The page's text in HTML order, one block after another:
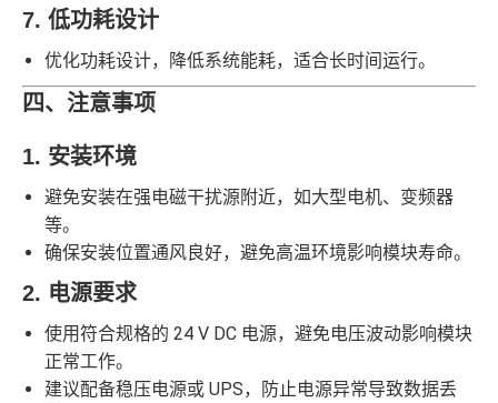
7. 低功耗设计
优化功耗设计，降低系统能耗，适合长时间运行。
四、注意事项
1. 安装环境
避免安装在强电磁干扰源附近，如大型电机、变频器
等。
确保安装位置通风良好，避免高温环境影响模块寿命。
2. 电源要求
使用符合规格的 24 V DC 电源，避免电压波动影响模块
正常工作。
建议配备稳压电源或 UPS，防止电源异常导致数据丢